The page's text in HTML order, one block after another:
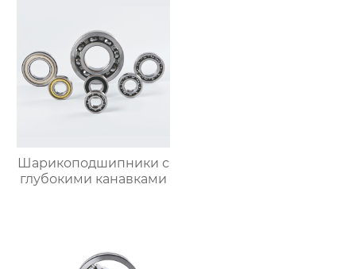
Шарикоподшипники с
глубокими канавками